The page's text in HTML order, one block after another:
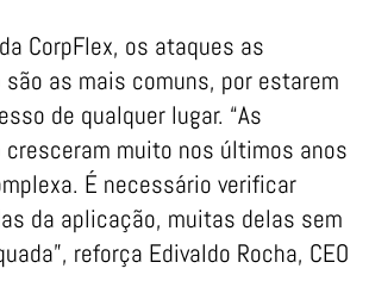
CorpFlex, os ataques as
as mais comuns, por estarem
de qualquer lugar. “As
muito nos últimos anos
É necessário verificar
da aplicação, muitas delas sem
reforça Edivaldo Rocha, CEO